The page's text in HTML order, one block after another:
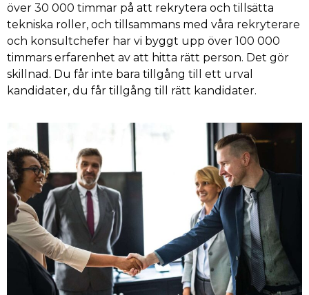
över 30 000 timmar på att rekrytera och tillsätta
tekniska roller, och tillsammans med våra rekryterare
och konsultchefer har vi byggt upp över 100 000
timmars erfarenhet av att hitta rätt person. Det gör
skillnad. Du får inte bara tillgång till ett urval
kandidater, du får tillgång till rätt kandidater.